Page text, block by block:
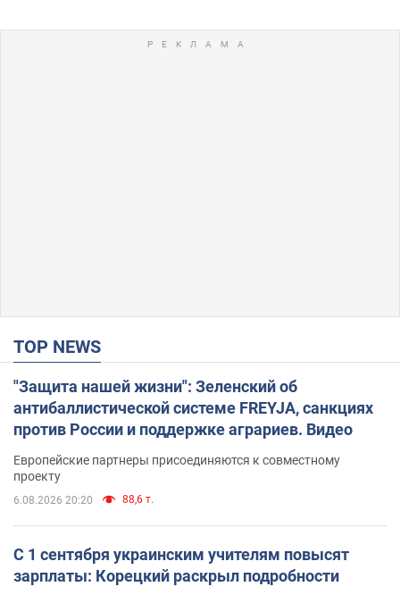
TOP NEWS
"Защита нашей жизни": Зеленский об
антибаллистической системе FREYJA, санкциях
против России и поддержке аграриев. Видео
Европейские партнеры присоединяются к совместному
проекту
6.08.2026 20:20 88,6 т.
С 1 сентября украинским учителям повысят
зарплаты: Корецкий раскрыл подробности